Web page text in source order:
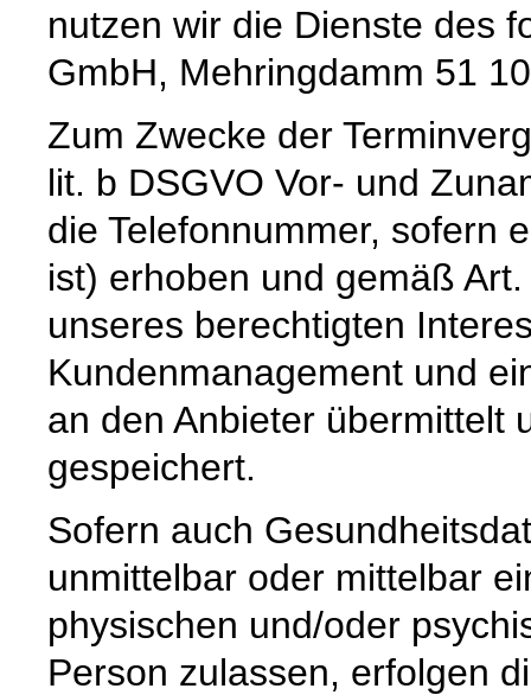
nutzen wir die Dienste des
GmbH, Mehringdamm 51
Zum Zwecke der
lit. b DSGVO Vor- und
die Telefonnummer, sofern
ist) erhoben und gemäß
unseres berechtigten
Kundenmanagement und
an den Anbieter übermittelt
gespeichert.
Sofern auch
unmittelbar oder mittelbar
physischen und/oder
Person zulassen, erfolgen